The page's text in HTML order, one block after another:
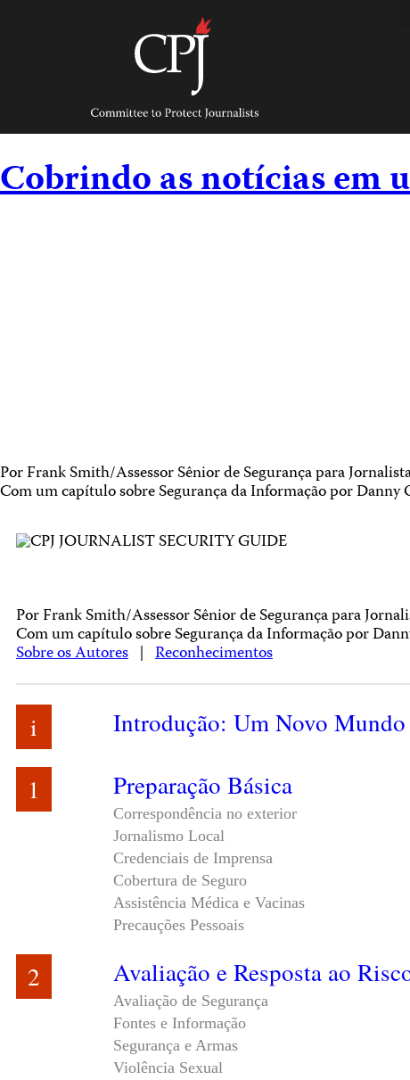
Committee
Protect
Journalists
Cobrindo as notícias em
Por Frank Smith/Assessor Sênior de Segurança para
Com um capítulo sobre Segurança da Informação por
Por Frank Smith/Assessor Sênior de Segurança para
Com um capítulo sobre Segurança da Informação por
Sobre os Autores | Reconhecimentos
i Introdução: Um Novo
1 Preparação Básica
Correspondência no exterior
Jornalismo Local
Credenciais de Imprensa
Cobertura de Seguro
Assistência Médica e Vacinas
Precauções Pessoais
2 Avaliação e Resposta ao
Avaliação de Segurança
Fontes e Informação
Segurança e Armas
Violência Sexual